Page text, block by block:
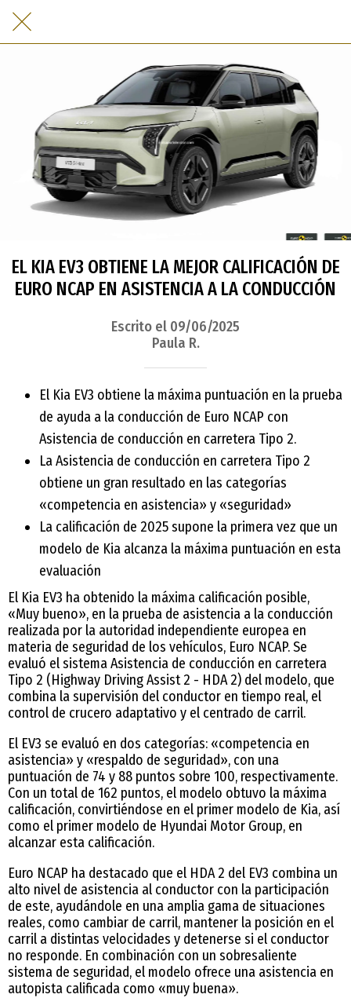
EL KIA EV3 OBTIENE LA MEJOR CALIFICACIÓN DE
EURO NCAP EN ASISTENCIA A LA CONDUCCIÓN
Escrito el 09/06/2025
Paula R.
El Kia EV3 obtiene la máxima puntuación en la prueba
de ayuda a la conducción de Euro NCAP con
Asistencia de conducción en carretera Tipo 2.
La Asistencia de conducción en carretera Tipo 2
obtiene un gran resultado en las categorías
«competencia en asistencia» y «seguridad»
La calificación de 2025 supone la primera vez que un
modelo de Kia alcanza la máxima puntuación en esta
evaluación
El Kia EV3 ha obtenido la máxima calificación posible,
«Muy bueno», en la prueba de asistencia a la conducción
realizada por la autoridad independiente europea en
materia de seguridad de los vehículos, Euro NCAP. Se
evaluó el sistema Asistencia de conducción en carretera
Tipo 2 (Highway Driving Assist 2 - HDA 2) del modelo, que
combina la supervisión del conductor en tiempo real, el
control de crucero adaptativo y el centrado de carril.
El EV3 se evaluó en dos categorías: «competencia en
asistencia» y «respaldo de seguridad», con una
puntuación de 74 y 88 puntos sobre 100, respectivamente.
Con un total de 162 puntos, el modelo obtuvo la máxima
calificación, convirtiéndose en el primer modelo de Kia, así
como el primer modelo de Hyundai Motor Group, en
alcanzar esta calificación.
Euro NCAP ha destacado que el HDA 2 del EV3 combina un
alto nivel de asistencia al conductor con la participación
de este, ayudándole en una amplia gama de situaciones
reales, como cambiar de carril, mantener la posición en el
carril a distintas velocidades y detenerse si el conductor
no responde. En combinación con un sobresaliente
sistema de seguridad, el modelo ofrece una asistencia en
autopista calificada como «muy buena».